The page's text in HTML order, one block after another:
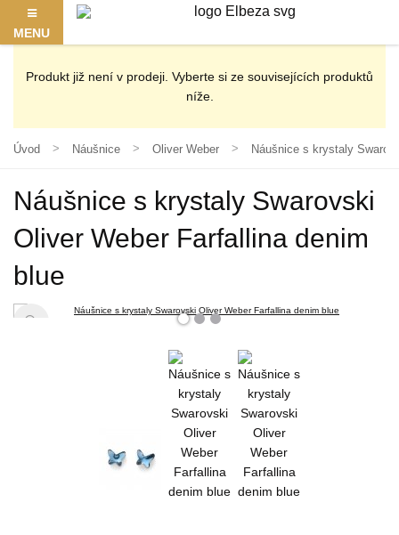
MENU
Produkt již není v prodeji. Vyberte si ze souvisejících produktů
níže.
Úvod Náušnice Oliver Weber Náušnice s krystaly
Náušnice s krystaly Swarovski
Oliver Weber Farfallina denim
blue